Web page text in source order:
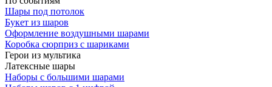
Шары под потолок
Букет из шаров
Оформление воздушными шарами
Коробка сюрприз с шариками
Герои из мультика
Латексные шары
Наборы с большими шарами